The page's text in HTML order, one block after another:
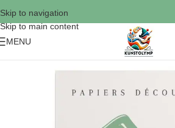
Skip to navigation
Skip to main content
MENU